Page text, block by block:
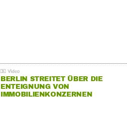
BERLIN STREITET ÜBER DIE
ENTEIGNUNG VON
IMMOBILIENKONZERNEN